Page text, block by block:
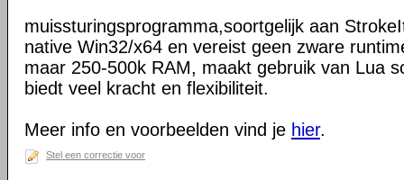
muissturingsprogramma,soortgelijk aan
native Win32/x64 en vereist geen zware
maar 250-500k RAM, maakt gebruik van Lua
biedt veel kracht en flexibiliteit.
Meer info en voorbeelden vind je hier.
Stel een correctie voor